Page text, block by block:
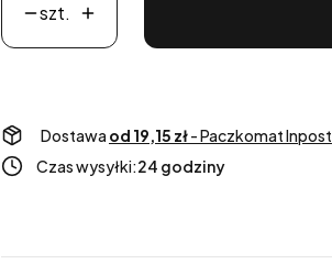
szt.
Dostawa od 19,15 zł- Paczkomat Inpost
Czas wysyłki:24 godziny